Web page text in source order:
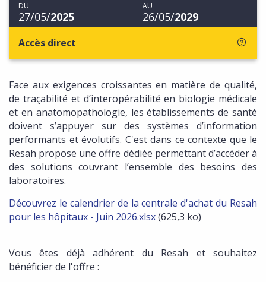
DU
27/05/2025
AU
26/05/2029
Accès direct
Face aux exigences croissantes en matière de qualité,
de traçabilité et d’interopérabilité en biologie médicale
et en anatomopathologie, les établissements de santé
doivent s’appuyer sur des systèmes d’information
performants et évolutifs. C'est dans ce contexte que le
Resah propose une offre dédiée permettant d’accéder à
des solutions couvrant l’ensemble des besoins des
laboratoires.
Découvrez le calendrier de la centrale d'achat du Resah
pour les hôpitaux - Juin 2026.xlsx(625,3 ko)
Vous êtes déjà adhérent du Resah et souhaitez
bénéficier de l'offre :